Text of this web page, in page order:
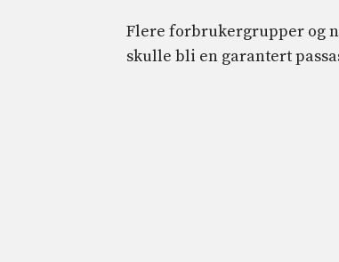
Flere forbrukergrupper og
skulle bli en garantert